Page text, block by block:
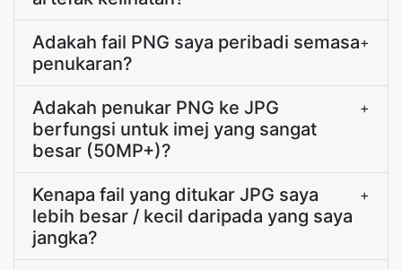
Adakah fail PNG saya peribadi semasa
penukaran?
+
Adakah penukar PNG ke JPG
berfungsi untuk imej yang sangat
besar (50MP+)?
+
Kenapa fail yang ditukar JPG saya
lebih besar / kecil daripada yang saya
jangka?
+